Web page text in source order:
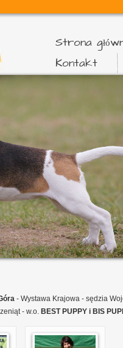
Strona
Kontakt
- Wystawa Krajowa - sędzia
- w.o. BEST PUPPY i BIS